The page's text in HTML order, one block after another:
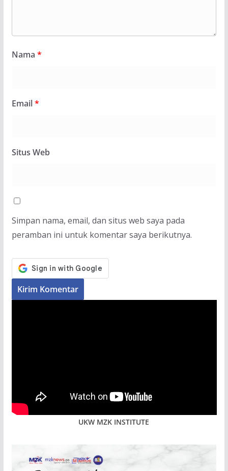
Nama *
Email*
Situs Web
Simpan nama, email, dan situs web saya pada
peramban ini untuk komentar saya berikutnya.
UKW MZK INSTITUTE